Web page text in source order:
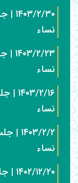
نساء
نساء
نساء
نساء